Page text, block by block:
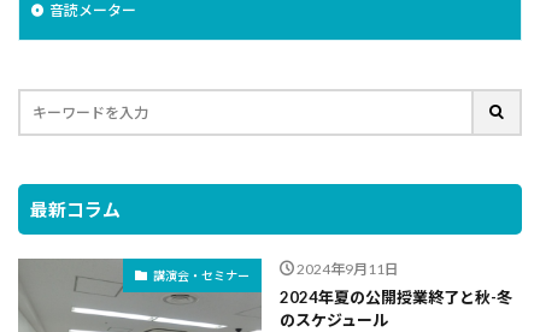
音読メーター
最新コラム
講演会・セミナー 2024年9月11日
2024年夏の公開授業終了と秋-冬
のスケジュール